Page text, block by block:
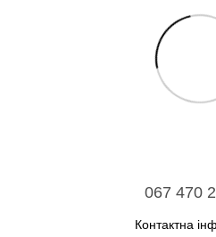
067 470
Контактна